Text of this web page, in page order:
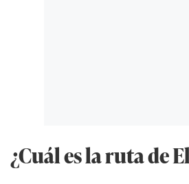
¿Cuál es la ruta de